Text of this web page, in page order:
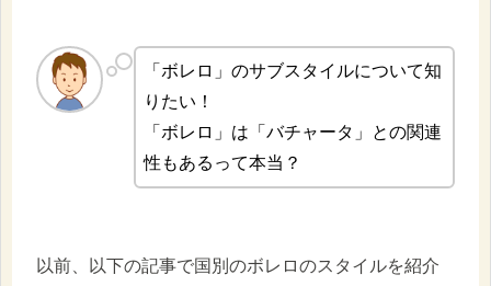
「ボレロ」のサブスタイルについて知
りたい！
「ボレロ」は「バチャータ」との関連
性もあるって本当？
以前、以下の記事で国別のボレロのスタイルを紹介